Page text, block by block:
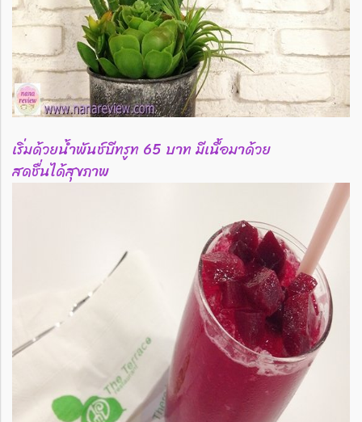
เริ่มด้วยน้ำพันช์บีทรูท 65 บาท มีเนื้อมาด้วย
สดชื่นได้สุขภาพ